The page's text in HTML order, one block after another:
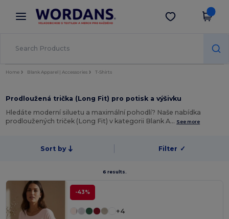
× Aplikace Wordans
Lepší ceny v aplikaci!
Stáhnout app
Home Blank Apparel | Accessories T-Shirts
Prodloužená trička (Long Fit) pro potisk a výšivku
Hledáte moderní siluetu a maximální pohodlí? Naše nabídka
prodloužených triček (Long Fit) v kategorii Blank A… See more
Sort by Filter ✓
6 results.
-43%
+4